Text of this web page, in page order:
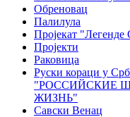
Обреновац
Палилула
Пројекат "Легенде
Пројекти
Раковица
Руски кораци у
"РОССИЙСКИЕ
ЖИЗНЬ"
Савски Венац